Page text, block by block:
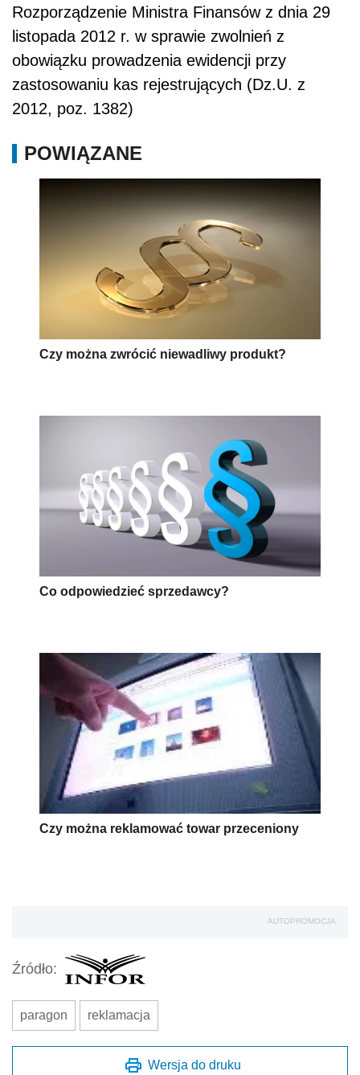
Rozporządzenie Ministra Finansów z dnia 29
listopada 2012 r. w sprawie zwolnień z
obowiązku prowadzenia ewidencji przy
zastosowaniu kas rejestrujących (Dz.U. z
2012, poz. 1382)
POWIĄZANE
Czy można zwrócić niewadliwy produkt?
Co odpowiedzieć sprzedawcy?
Czy można reklamować towar przeceniony
AUTOPROMOCJA
Źródło:
paragon reklamacja
Wersja do druku